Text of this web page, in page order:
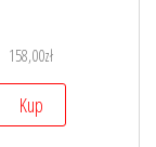
158,00zł
Kup